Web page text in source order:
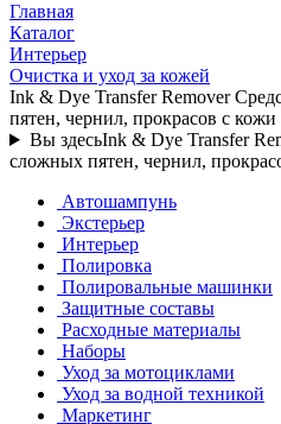
Главная
Каталог
Интерьер
Очистка и уход за кожей
Ink & Dye Transfer Remover
пятен, чернил, прокрасов с кожи
Вы здесьInk & Dye Transfer
сложных пятен, чернил,
Автошампунь
Экстерьер
Интерьер
Полировка
Полировальные машинки
Защитные составы
Расходные материалы
Наборы
Уход за мотоциклами
Уход за водной техникой
Маркетинг